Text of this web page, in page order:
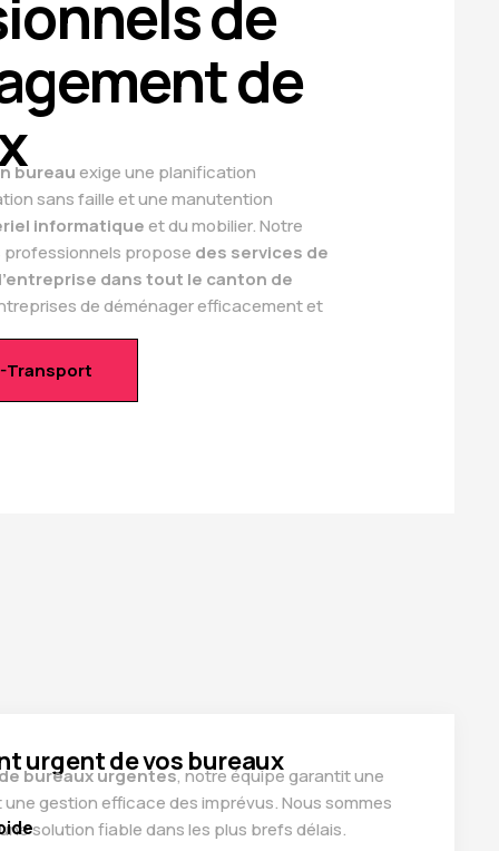
de
de
bureauexige une planification
sans faille et une manutention
informatiqueet du mobilier. Notre
propose des services de
dans tout le canton de
de déménager efficacement et
Transport
urgent de vos bureaux
bureaux urgentes, notre équipe garantit une
gestion efficace des imprévus. Nous sommes
solution fiable dans les plus brefs délais.